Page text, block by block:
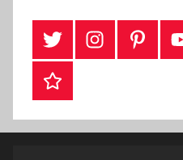
#TwitterInstagramPinterest
Webshop